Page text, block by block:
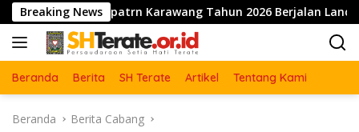
Langsung
ke
konten
Breaking News
Kabupatrn Karawang Tahun 2026 Berjalan Lancar dan
Beranda Berita SH Terate Artikel Tentang Kami
Beranda Berita Cabang